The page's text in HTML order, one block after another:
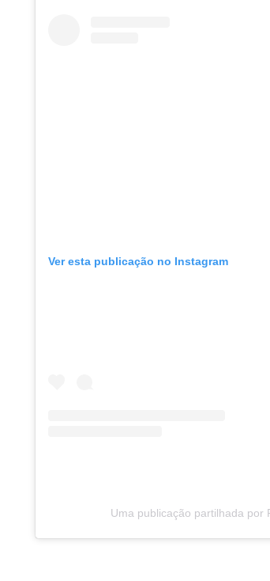
Ver esta publicação no Instagram
Uma publicação partilhada por